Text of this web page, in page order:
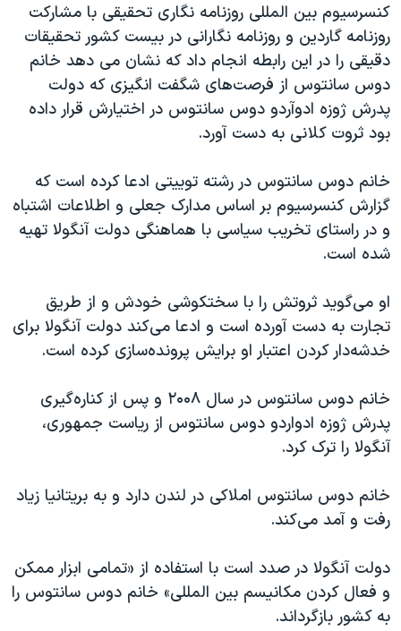
اسرائیل در جنگ
نرگس محمدی برنده جایزه نوبل صلح
همایش محافظه‌کاران آمریکا «سی‌پک»
صفحه‌های ویژه
کنسرسیوم بین المللی روزنامه نگاری تحقیقی با مشارکت
روزنامه گاردین و روزنامه نگارانی در بیست کشور تحقیقات
دقیقی را در این رابطه انجام داد که نشان می دهد خانم
دوس سانتوس از فرصت‌های شگفت انگیزی که دولت
پدرش ژوزه ادوآردو دوس سانتوس در اختیارش قرار داده
بود ثروت کلانی به دست آورد.
خانم دوس سانتوس در رشته توییتی ادعا کرده است که
گزارش کنسرسیوم بر اساس مدارک جعلی و اطلاعات اشتباه
و در راستای تخریب سیاسی با هماهنگی دولت آنگولا تهیه
شده است.
او می‌گوید ثروتش را با سختکوشی خودش و از طریق
تجارت به دست آورده است و ادعا می‌کند دولت آنگولا برای
خدشه‌دار کردن اعتبار او برایش پرونده‌سازی کرده است.
خانم دوس سانتوس در سال ۲۰۰۸ و پس از کناره‌گیری
پدرش ژوزه ادواردو دوس سانتوس از ریاست جمهوری،
آنگولا را ترک کرد.
خانم دوس سانتوس املاکی در لندن دارد و به بریتانیا زیاد
رفت و آمد می‌کند.
دولت آنگولا در صدد است با استفاده از «تمامی ابزار ممکن
و فعال کردن مکانیسم بین المللی» خانم دوس سانتوس را
به کشور بازگرداند.